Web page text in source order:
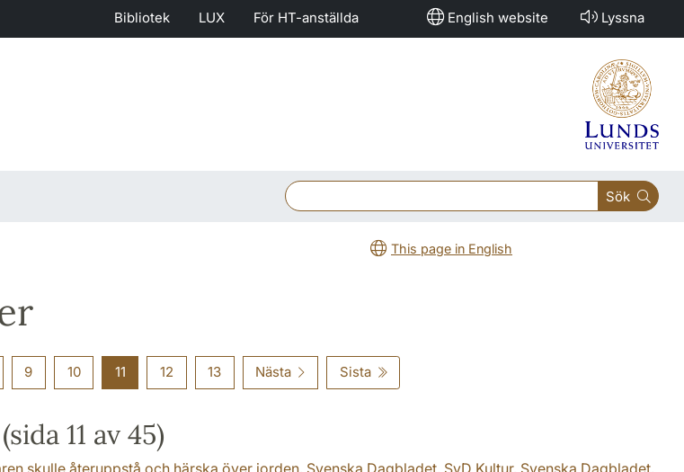
Bibliotek LUX För HT-anställda English website Lyssna
Sök
This page in English
9 10 11 12 13 Nästa Sista
11 av 45)
skulle återuppstå och härska över jorden. Svenska Dagbladet, SvD Kultur. Svenska Dagbladet.